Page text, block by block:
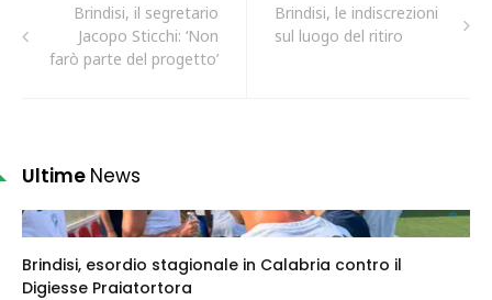
Brindisi, il segretario
Jacopo Sticchi: ‘Non
farò parte del progetto’
Brindisi, le indiscrezioni
sul luogo del ritiro
Ultime News
Brindisi, esordio stagionale in Calabria contro il
Digiesse Praiatortora